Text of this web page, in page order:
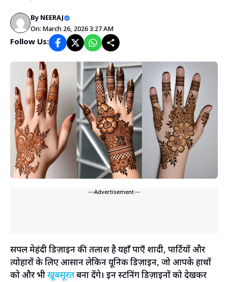
By NEERAJ
On: March 26, 2026 3:27 AM
Follow Us:
---Advertisement---
सिंपल मेहंदी डिज़ाइन की तलाश है यहाँ पाएँ शादी, पार्टियों और
त्योहारों के लिए आसान लेकिन यूनिक डिज़ाइन, जो आपके हाथों
को और भीखूबसूरतबना देंगे। इन स्टनिंग डिज़ाइनों को देखकर